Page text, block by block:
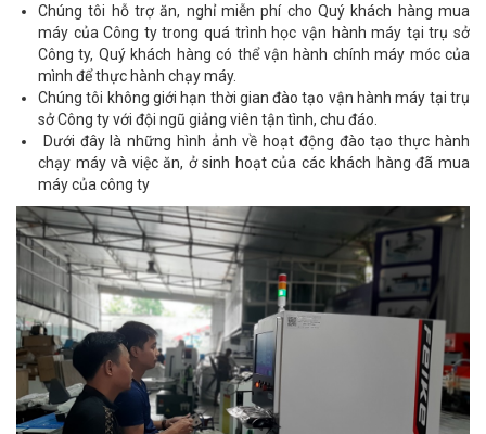
Chúng tôi hỗ trợ ăn, nghỉ miễn phí cho Quý khách hàng mua
máy của Công ty trong quá trình học vận hành máy tại trụ sở
Công ty, Quý khách hàng có thể vận hành chính máy móc của
mình để thực hành chạy máy.
Chúng tôi không giới hạn thời gian đào tạo vận hành máy tại trụ
sở Công ty với đội ngũ giảng viên tận tình, chu đáo.
Dưới đây là những hình ảnh về hoạt động đào tạo thực hành
chạy máy và việc ăn, ở sinh hoạt của các khách hàng đã mua
máy của công ty